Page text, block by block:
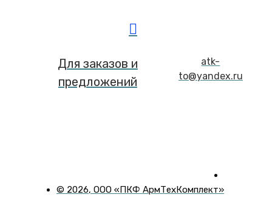
Для заказов и
предложений
atk-
to@yandex.ru
© 2026, ООО «ПКФ АрмТехКомплект»